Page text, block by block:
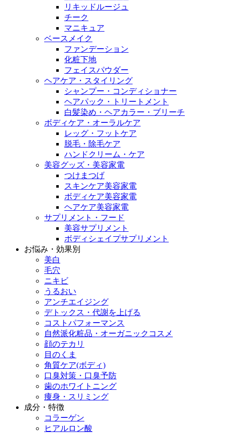
リキッドルージュ
チーク
マニキュア
ベースメイク
ファンデーション
化粧下地
フェイスパウダー
ヘアケア・スタイリング
シャンプー・コンディショナー
ヘアパック・トリートメント
白髪染め・ヘアカラー・ブリーチ
ボディケア・オーラルケア
レッグ・フットケア
脱毛・除毛ケア
ハンドクリーム・ケア
美容グッズ・美容家電
つけまつげ
スキンケア美容家電
ボディケア美容家電
ヘアケア美容家電
サプリメント・フード
美容サプリメント
ボディシェイプサプリメント
お悩み・効果別
美白
毛穴
ニキビ
うるおい
アンチエイジング
デトックス・代謝を上げる
コストパフォーマンス
自然派化粧品・オーガニックコスメ
顔のテカリ
目のくま
角質ケア(ボディ)
口臭対策・口臭予防
歯のホワイトニング
痩身・スリミング
成分・特徴
コラーゲン
ヒアルロン酸